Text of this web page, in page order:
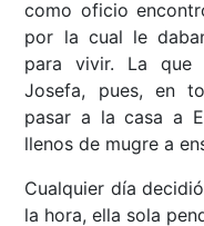
como oficio
por la cual le
para vivir. La que
Josefa, pues, en
pasar a la casa a
llenos de mugre a
Cualquier día
la hora, ella sola